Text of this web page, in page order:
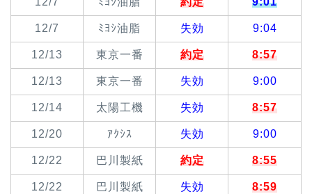
12/7 ﾐﾖｼ油脂 失効 9:04
12/13 東京一番 約定 8:57
12/13 東京一番 失効 9:00
12/14 太陽工機 失効 8:57
12/20 ｱｸｼｽ 失効 9:00
12/22 巴川製紙 約定 8:55
12/22 巴川製紙 失効 8:59